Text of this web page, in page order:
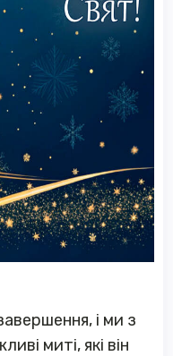
і ми з
миті, які він